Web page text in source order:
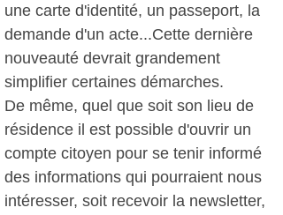
une carte d'identité, un passeport, la
demande d'un acte...Cette dernière
nouveauté devrait grandement
simplifier certaines démarches.
De même, quel que soit son lieu de
résidence il est possible d'ouvrir un
compte citoyen pour se tenir informé
des informations qui pourraient nous
intéresser, soit recevoir la newsletter,